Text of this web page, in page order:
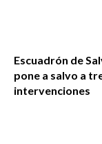
Escuadrón de
pone a salvo a
intervenciones